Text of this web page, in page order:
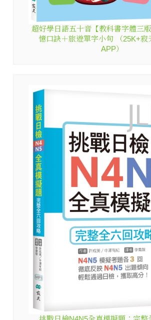
超好學日語五十音【教科書字體三
憶口訣＋旅遊單字小句 （25K+寂
APP）